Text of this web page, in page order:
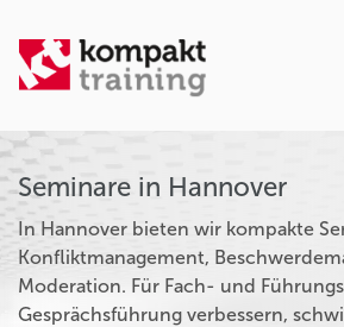
Seminare in Hannover
In Hannover bieten wir kompakte
Konfliktmanagement,
Moderation. Für Fach- und
Gesprächsführung verbessern,